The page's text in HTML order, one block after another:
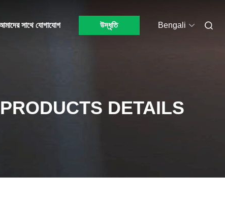
সাথে যোগাযোগ উদ্ধৃতি Bengali
PRODUCTS DETAILS